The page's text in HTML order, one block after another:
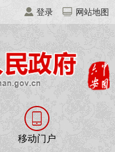
登录 网站地图
移动门户